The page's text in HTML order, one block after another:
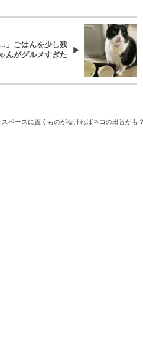
」ごはんを少し残
んがグルメすぎた
スペースに置くものがなければネコの出番か